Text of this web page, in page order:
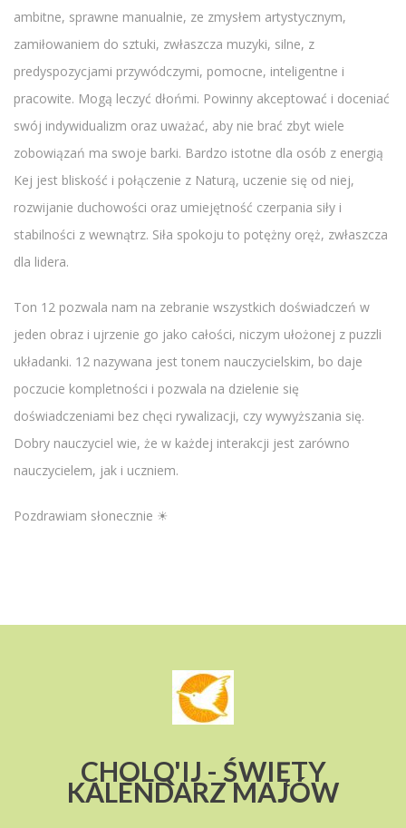
ambitne, sprawne manualnie, ze zmysłem artystycznym,
zamiłowaniem do sztuki, zwłaszcza muzyki, silne, z
predyspozycjami przywódczymi, pomocne, inteligentne i
pracowite. Mogą leczyć dłońmi. Powinny akceptować i doceniać
swój indywidualizm oraz uważać, aby nie brać zbyt wiele
zobowiązań ma swoje barki. Bardzo istotne dla osób z energią
Kej jest bliskość i połączenie z Naturą, uczenie się od niej,
rozwijanie duchowości oraz umiejętność czerpania siły i
stabilności z wewnątrz. Siła spokoju to potężny oręż, zwłaszcza
dla lidera.
Ton 12 pozwala nam na zebranie wszystkich doświadczeń w
jeden obraz i ujrzenie go jako całości, niczym ułożonej z puzzli
układanki. 12 nazywana jest tonem nauczycielskim, bo daje
poczucie kompletności i pozwala na dzielenie się
doświadczeniami bez chęci rywalizacji, czy wywyższania się.
Dobry nauczyciel wie, że w każdej interakcji jest zarówno
nauczycielem, jak i uczniem.
Pozdrawiam słonecznie ☀
CHOLQ'IJ - ŚWIĘTY
KALENDARZ MAJÓW